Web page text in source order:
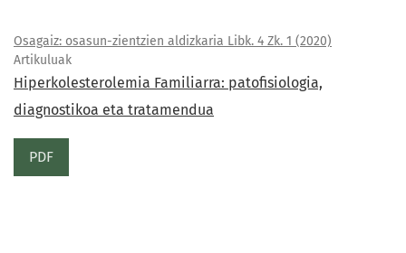
Osagaiz: osasun-zientzien aldizkaria Libk. 4 Zk. 1 (2020)
Artikuluak
Hiperkolesterolemia Familiarra: patofisiologia,
diagnostikoa eta tratamendua
PDF